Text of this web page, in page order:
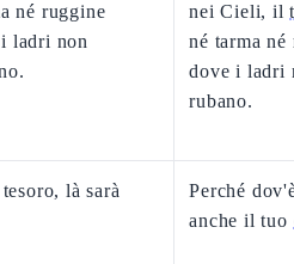
né ruggine
ladri non
nei Cieli, il
né tarma né
dove i ladri
rubano.
là sarà
Perché
anche il tuo